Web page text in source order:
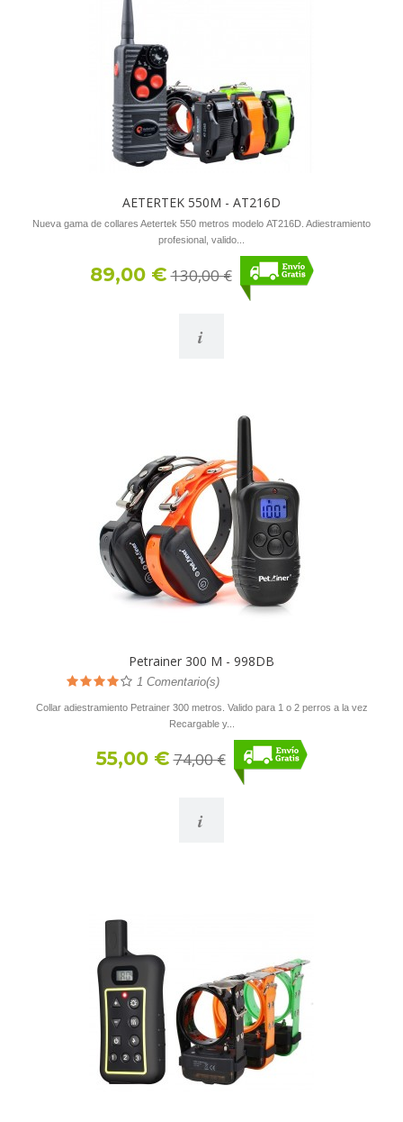
AETERTEK 550M - AT216D
Nueva gama de collares Aetertek 550 metros modelo AT216D. Adiestramiento
profesional, valido...
89,00 €130,00 €
i
Petrainer 300 M - 998DB
1 Comentario(s)
Collar adiestramiento Petrainer 300 metros. Valido para 1 o 2 perros a la vez
Recargable y...
55,00 €74,00 €
i